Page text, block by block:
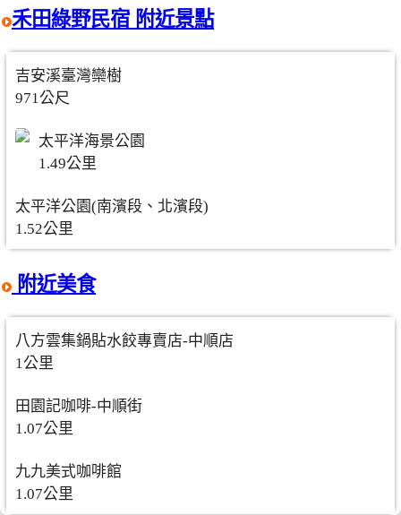
禾田綠野民宿 附近景點
吉安溪臺灣欒樹
971公尺
太平洋海景公園
1.49公里
太平洋公園(南濱段、北濱段)
1.52公里
附近美食
八方雲集鍋貼水餃專賣店-中順店
1公里
田園記咖啡-中順街
1.07公里
九九美式咖啡館
1.07公里